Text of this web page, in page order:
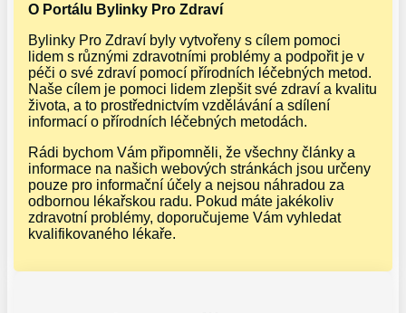
O Portálu Bylinky Pro Zdraví
Bylinky Pro Zdraví byly vytvořeny s cílem pomoci
lidem s různými zdravotními problémy a podpořit je v
péči o své zdraví pomocí přírodních léčebných metod.
Naše cílem je pomoci lidem zlepšit své zdraví a kvalitu
života, a to prostřednictvím vzdělávání a sdílení
informací o přírodních léčebných metodách.
Rádi bychom Vám připomněli, že všechny články a
informace na našich webových stránkách jsou určeny
pouze pro informační účely a nejsou náhradou za
odbornou lékařskou radu. Pokud máte jakékoliv
zdravotní problémy, doporučujeme Vám vyhledat
kvalifikovaného lékaře.